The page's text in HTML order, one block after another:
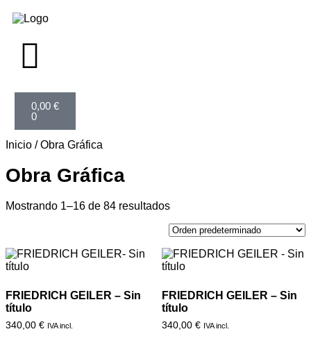
0,00 €
0
Inicio / Obra Gráfica
Obra Gráfica
Mostrando 1–16 de 84 resultados
FRIEDRICH GEILER – Sin
título
340,00 € IVA incl.
FRIEDRICH GEILER – Sin
título
340,00 € IVA incl.